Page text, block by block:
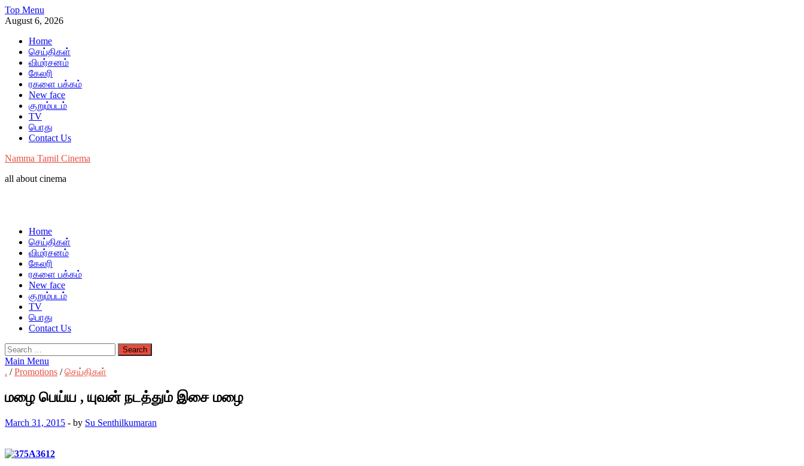
Skip
to
Top Menu
August 6, 2026
Home
செய்திகள்
விமர்சனம்
கேலரி
ரகளை பக்கம்
New face
குறும்படம்
TV
பொது
Contact Us
Namma Tamil Cinema
all about cinema
Home
செய்திகள்
விமர்சனம்
கேலரி
ரகளை பக்கம்
New face
குறும்படம்
TV
பொது
Contact Us
Search
for:
Main Menu
. /Promotions /செய்திகள்
மழை பெய்ய , யுவன் நடத்தும் இசை மழை
March 31, 2015 - by Su Senthilkumaran